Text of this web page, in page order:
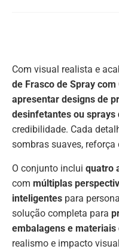
Com visual realista e
de Frasco de Spray
apresentar designs de
desinfetantes ou sprays
credibilidade. Cada
sombras suaves,
O conjunto inclui quatro
com múltiplas
inteligentes para
solução completa para
embalagens e
realismo e impacto